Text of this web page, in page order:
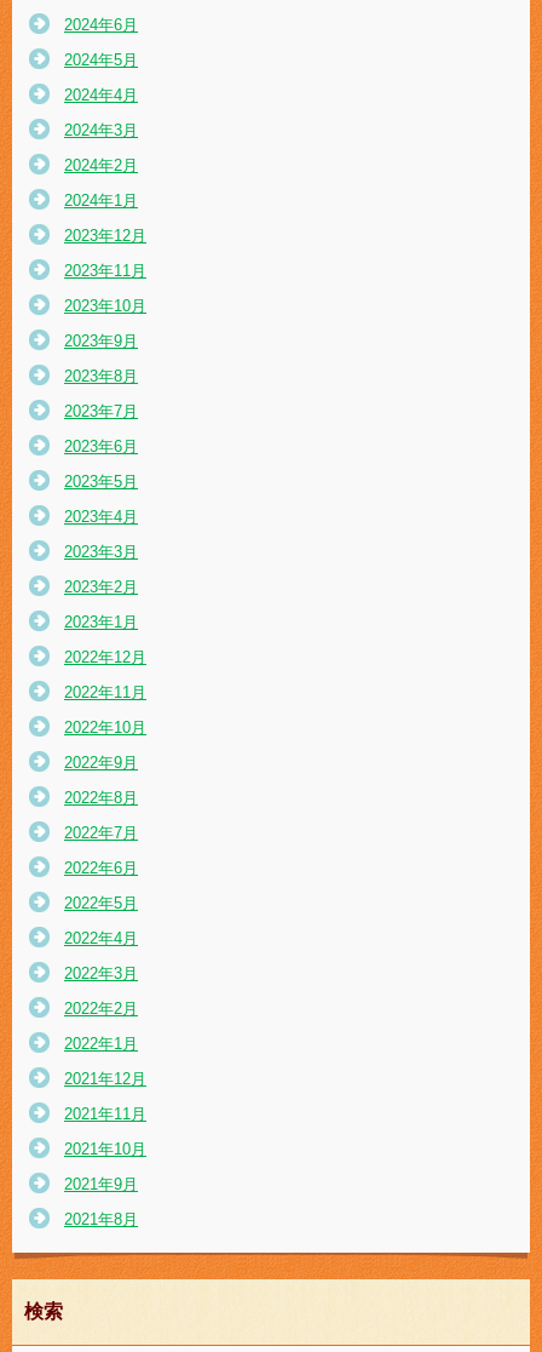
2024年6月
2024年5月
2024年4月
2024年3月
2024年2月
2024年1月
2023年12月
2023年11月
2023年10月
2023年9月
2023年8月
2023年7月
2023年6月
2023年5月
2023年4月
2023年3月
2023年2月
2023年1月
2022年12月
2022年11月
2022年10月
2022年9月
2022年8月
2022年7月
2022年6月
2022年5月
2022年4月
2022年3月
2022年2月
2022年1月
2021年12月
2021年11月
2021年10月
2021年9月
2021年8月
検索